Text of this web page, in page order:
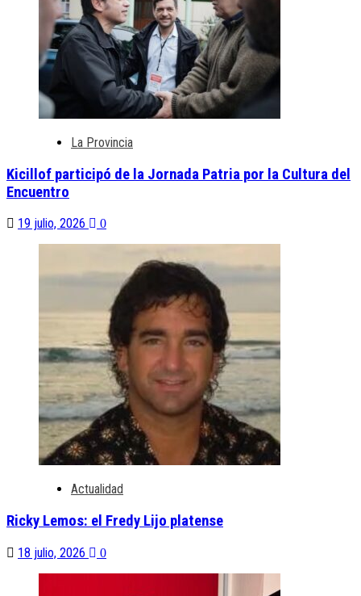
La Provincia
Kicillof participó de la Jornada Patria por la Cultura del
Encuentro
19 julio, 2026 0
Actualidad
Ricky Lemos: el Fredy Lijo platense
18 julio, 2026 0